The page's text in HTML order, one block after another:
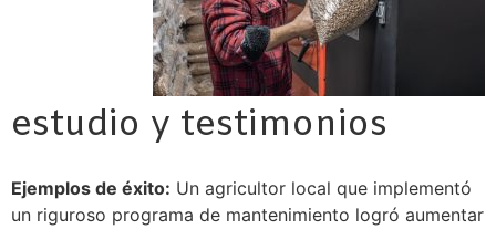
estudio y testimonios
Ejemplos de éxito: Un agricultor local que implementó
un riguroso programa de mantenimiento logró aumentar